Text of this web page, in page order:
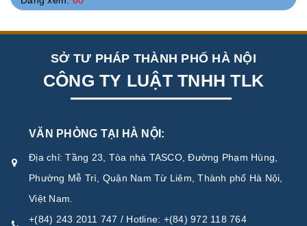
SỞ TƯ PHÁP THÀNH PHỐ HÀ NỘI
CÔNG TY LUẬT TNHH TLK
VĂN PHÒNG TẠI HÀ NỘI:
Địa chỉ: Tầng 23, Tòa nhà TASCO, Đường Phạm Hùng,
Phường Mễ Trì, Quận Nam Từ Liêm, Thành phố Hà Nội,
Việt Nam.
+(84) 243 2011 747 / Hotline: +(84) 972 118 764